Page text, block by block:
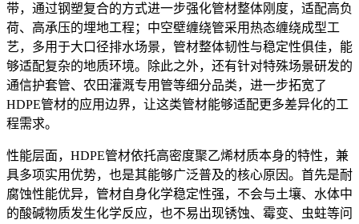
带，通过钢塑复合的方式进一步强化管材整体刚度，适配高负
荷、高承压的埋地工程；中空壁缠绕管采用热态缠绕成型工
艺，多用于大口径排水场景，管材整体韧性与稳定性俱佳，能
够适配复杂的地质环境。除此之外，还有针对特殊场景研发的
通信护套管、农田灌溉专用管等细分品类，进一步拓宽了
HDPE管材的应用边界，让这类管材能够适配更多差异化的工
程需求。
性能层面，HDPE管材依托高密度聚乙烯材质本身的特性，兼
具多项实用优势，也是其能够广泛普及的核心原因。首先是耐
腐蚀性能优异，管材自身化学稳定性强，不会与土壤、水体中
的酸碱物质发生化学反应，也不易出现锈蚀、霉变、虫蛀等问